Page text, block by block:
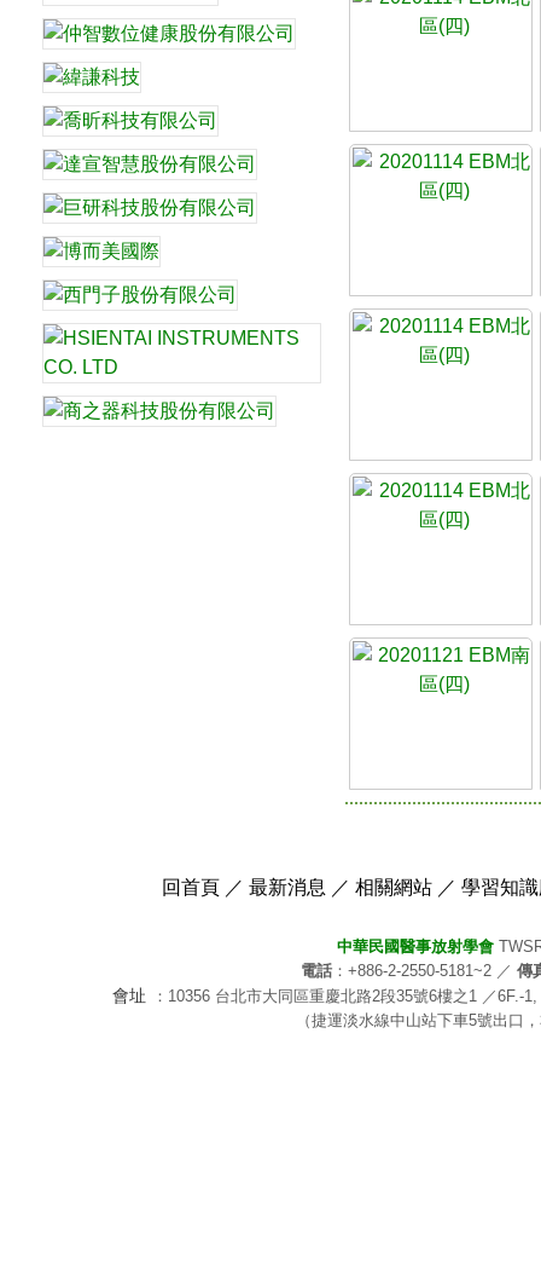
回首頁／ 最新消息 ／ 相關網站／ 學習知
中華民國醫事放射學會
電話：+886-2-2550-5181~2 ／ 傳
會址
：10356 台北市大同區重慶北路2段35號6樓之1 ／
（捷運淡水線中山站下車5號出口